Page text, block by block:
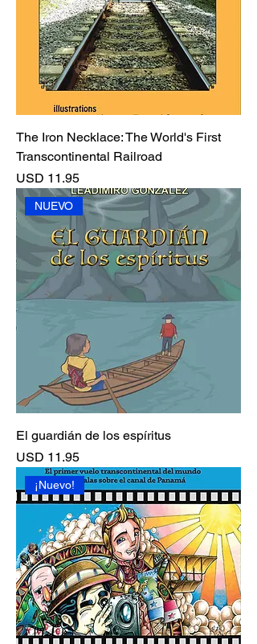
The Iron Necklace: The World's First
Transcontinental Railroad
Precio
USD 11.95
NUEVO
El guardián de los espíritus
Precio
USD 11.95
¡Nuevo!